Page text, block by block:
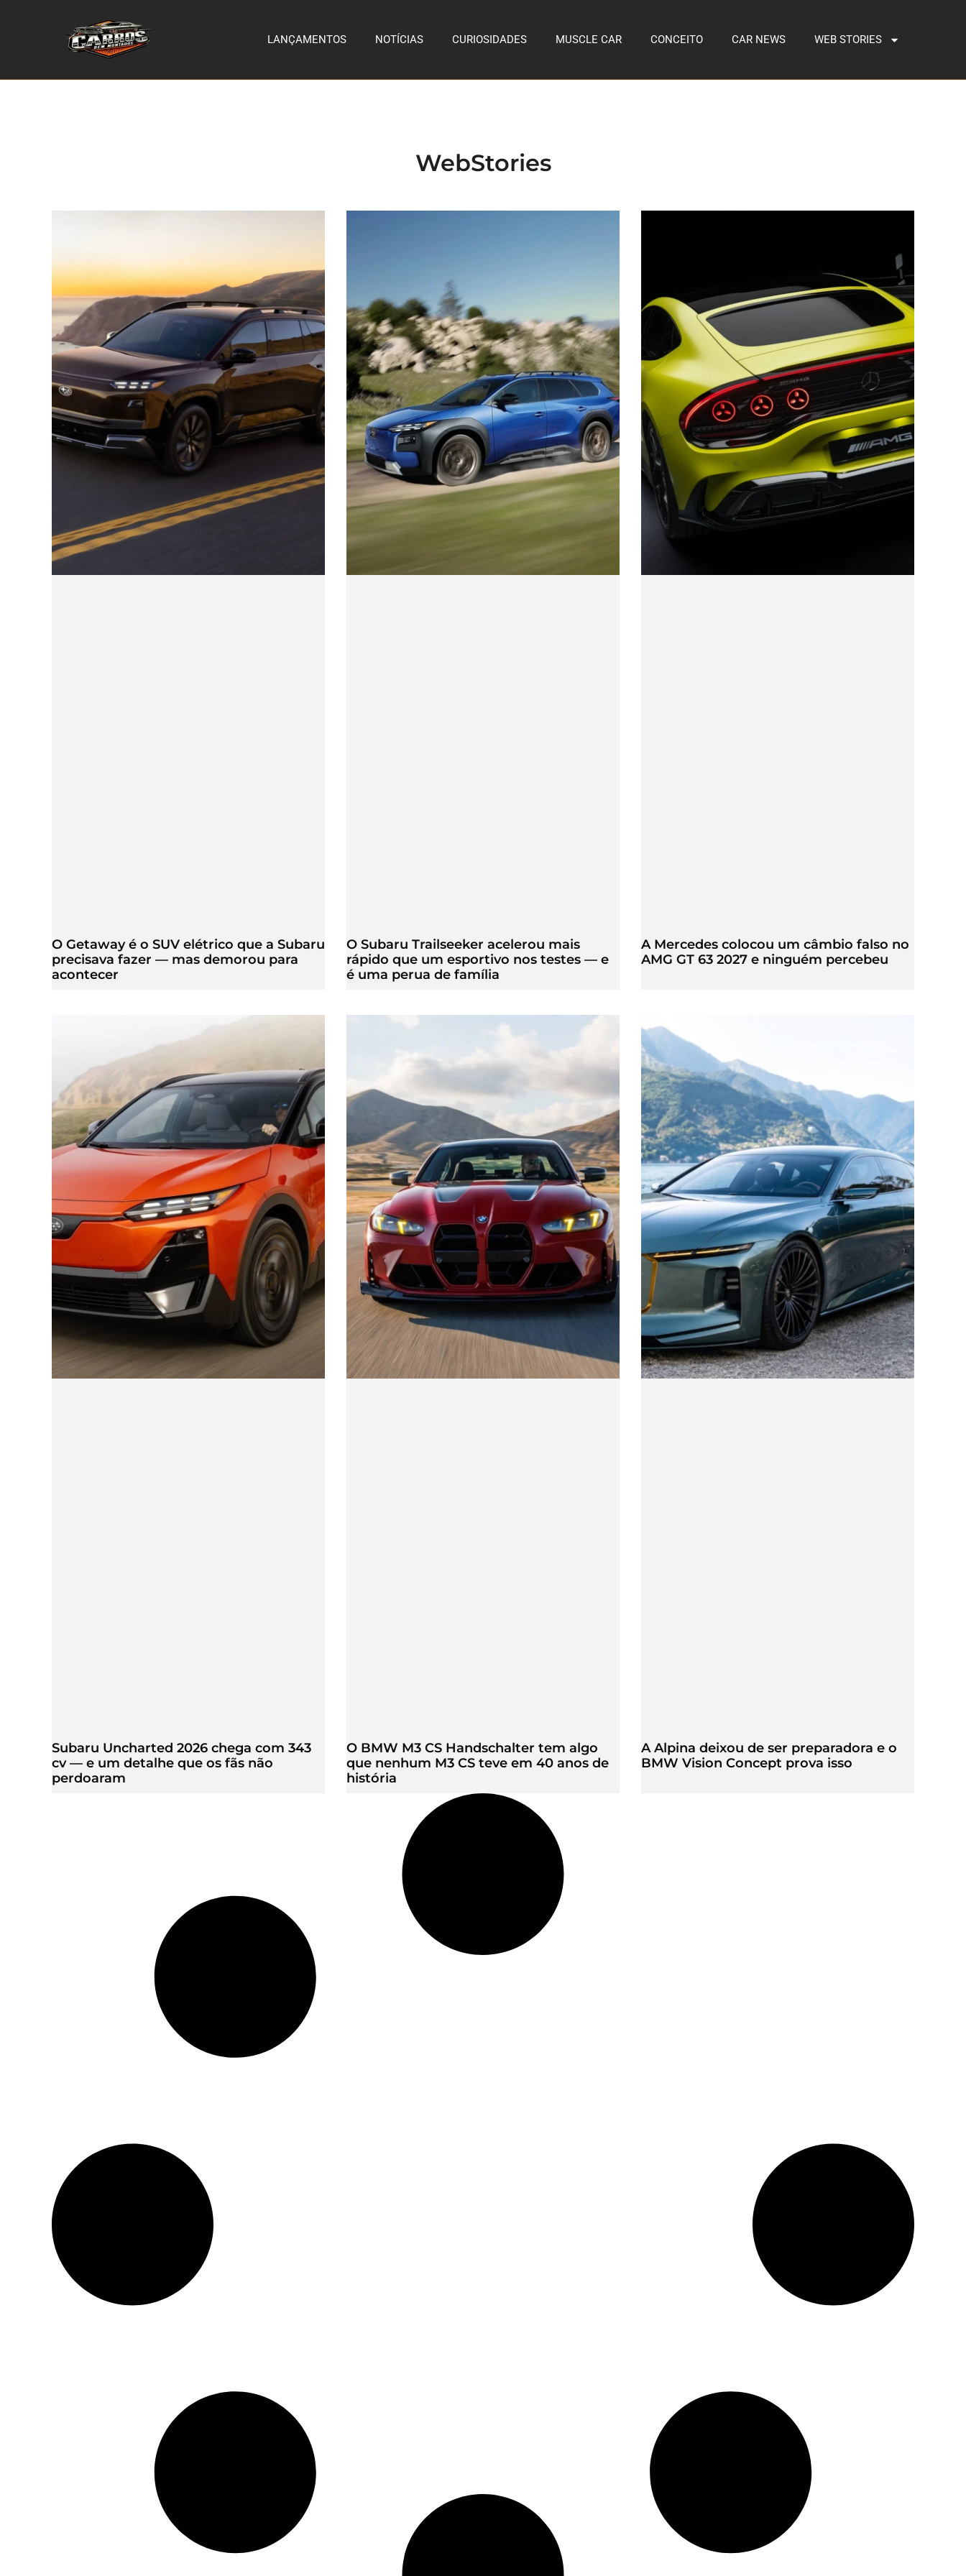
LANÇAMENTOS NOTÍCIAS CURIOSIDADES MUSCLE CAR CONCEITO CAR NEWS WEB STORIES
WebStories
O Getaway é o SUV elétrico que a Subaru
precisava fazer — mas demorou para
acontecer
O Subaru Trailseeker acelerou mais
rápido que um esportivo nos testes — e
é uma perua de família
A Mercedes colocou um câmbio falso no
AMG GT 63 2027 e ninguém percebeu
Subaru Uncharted 2026 chega com 343
cv — e um detalhe que os fãs não
perdoaram
O BMW M3 CS Handschalter tem algo
que nenhum M3 CS teve em 40 anos de
história
A Alpina deixou de ser preparadora e o
BMW Vision Concept prova isso